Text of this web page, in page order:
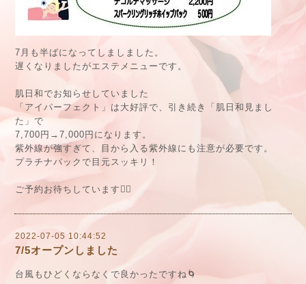
7月も半ばになってしましました。
遅くなりましたがエステメニューです。
肌日和でお知らせしていました
「アイパーフェクト」は大好評で、引き続き「肌日和見まし
た」で
7,700円→7,000円になります。
紫外線が強すぎて、目から入る紫外線にも注意が必要です。
プラチナパックで目元スッキリ！
ご予約お待ちしています🙇‍♀️
2022-07-05 10:44:52
7/5オープンしました
台風もひどくならなくで良かったですね🌀